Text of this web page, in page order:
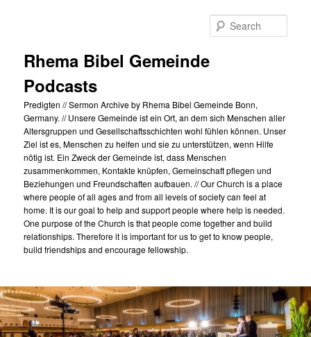
Rhema Bibel Gemeinde
Podcasts
Predigten // Sermon Archive by Rhema Bibel Gemeinde Bonn,
Germany. // Unsere Gemeinde ist ein Ort, an dem sich Menschen aller
Altersgruppen und Gesellschaftsschichten wohl fühlen können. Unser
Ziel ist es, Menschen zu helfen und sie zu unterstützen, wenn Hilfe
nötig ist. Ein Zweck der Gemeinde ist, dass Menschen
zusammenkommen, Kontakte knüpfen, Gemeinschaft pflegen und
Beziehungen und Freundschaften aufbauen. // Our Church is a place
where people of all ages and from all levels of society can feel at
home. It is our goal to help and support people where help is needed.
One purpose of the Church is that people come together and build
relationships. Therefore it is important for us to get to know people,
build friendships and encourage fellowship.